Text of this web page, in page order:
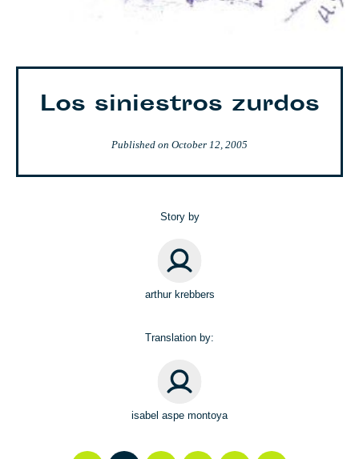
Los siniestros zurdos
Published on October 12, 2005
Story by
arthur krebbers
Translation by:
isabel aspe montoya